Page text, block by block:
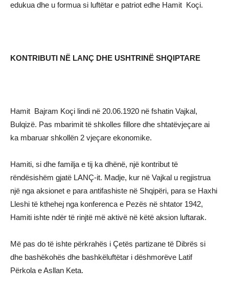
edukua dhe u formua si luftëtar e patriot edhe Hamit Koçi.
KONTRIBUTI NË LANÇ DHE USHTRINË SHQIPTARE
Hamit Bajram Koçi lindi në 20.06.1920 në fshatin Vajkal,
Bulqizë. Pas mbarimit të shkolles fillore dhe shtatëvjeçare ai
ka mbaruar shkollën 2 vjeçare ekonomike.
Hamiti, si dhe familja e tij ka dhënë, një kontribut të
rëndësishëm gjatë LANÇ-it. Madje, kur në Vajkal u regjistrua
një nga aksionet e para antifashiste në Shqipëri, para se Haxhi
Lleshi të kthehej nga konferenca e Pezës në shtator 1942,
Hamiti ishte ndër të rinjtë më aktivë në këtë aksion luftarak.
Më pas do të ishte përkrahës i Çetës partizane të Dibrës si
dhe bashëkohës dhe bashkëluftëtar i dëshmorëve Latif
Përkola e Asllan Keta.